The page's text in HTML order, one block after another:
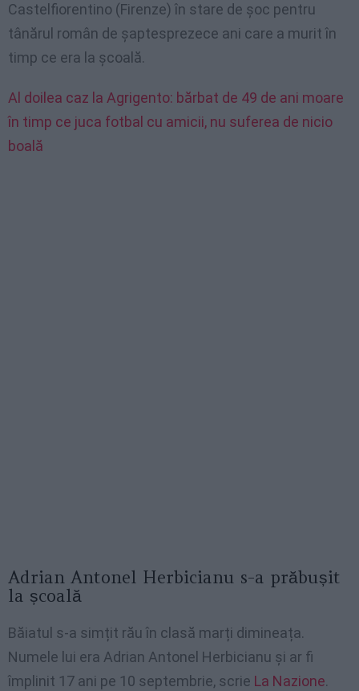
Castelfiorentino (Firenze) în stare de șoc pentru
tânărul român de șaptesprezece ani care a murit în
timp ce era la școală.
Al doilea caz la Agrigento: bărbat de 49 de ani moare
în timp ce juca fotbal cu amicii, nu suferea de nicio
boală
Adrian Antonel Herbicianu s-a prăbușit
la școală
Băiatul s-a simțit rău în clasă marți dimineața.
Numele lui era Adrian Antonel Herbicianu și ar fi
împlinit 17 ani pe 10 septembrie, scrie La Nazione.